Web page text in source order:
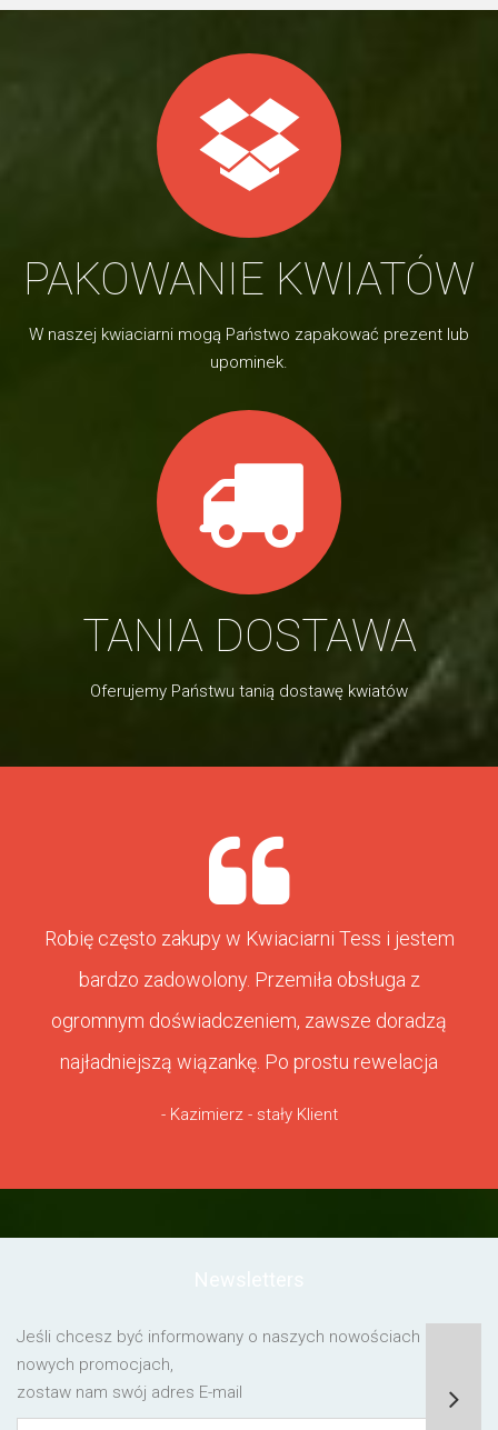
PAKOWANIE KWIATÓW
W naszej kwiaciarni mogą Państwo zapakować prezent lub
upominek.
TANIA DOSTAWA
Oferujemy Państwu tanią dostawę kwiatów
Robię często zakupy w Kwiaciarni Tess i jestem
bardzo zadowolony. Przemiła obsługa z
ogromnym doświadczeniem, zawsze doradzą
najładniejszą wiązankę. Po prostu rewelacja
- Kazimierz - stały Klient
Jeśli chcesz być informowany o naszych nowościach lub o
nowych promocjach,
zostaw nam swój adres E-mail